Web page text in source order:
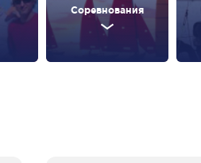
Соревнования